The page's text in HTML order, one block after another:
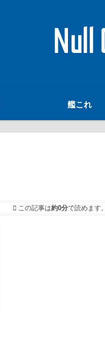
Null
艦これ
この記事は約0分で読めます。